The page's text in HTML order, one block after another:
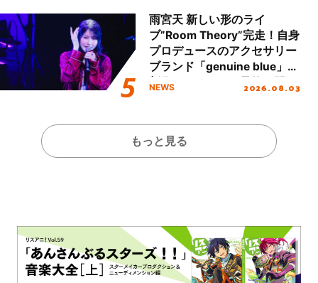
雨宮天 新しい形のライ
ブ”Room Theory”完走！自身
プロデュースのアクセサリー
ブランド「genuine blue」の
新作アクセサリー予約も開
NEWS 2026.08.03
もっと見る